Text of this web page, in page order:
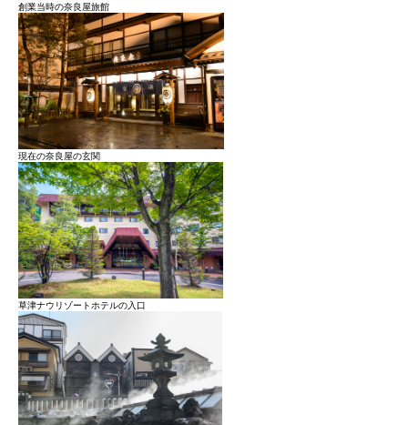
創業当時の奈良屋旅館
現在の奈良屋の玄関
草津ナウリゾートホテルの入口